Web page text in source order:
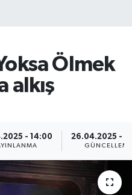
Ölmek
alkış
- 14:00 26.04.2025 -